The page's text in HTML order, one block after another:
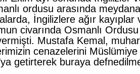
ordusu arasında
İngilizlere ağır
civarında Osmanlı
Mustafa Kemal,
cenazelerini
getirterek buraya